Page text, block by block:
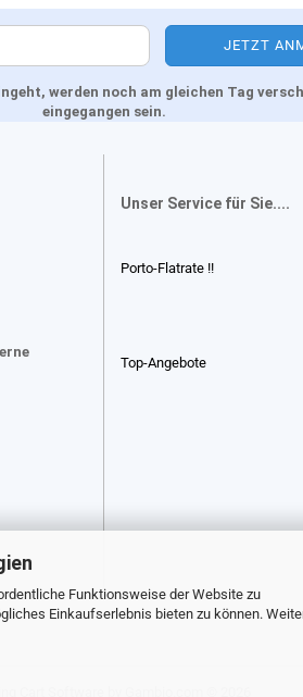
Funktionsweise der Website zu
Einkaufserlebnis bieten zu können.
werden noch am gleichen Tag
eingegangen sein.
Unser Service für Sie....
Porto-Flatrate !!
Top-Angebote